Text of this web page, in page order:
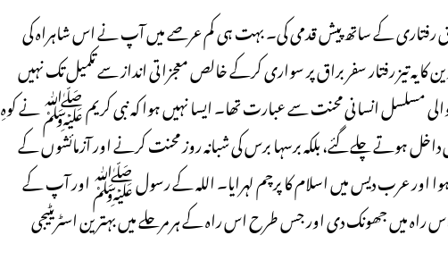
کے ساتھ پیش قدمی کی۔ بہت ہی کم عرصے میں آپ نے اس شاہراہ کی
یہ تیز رفتار سفر براق پر سواری کرکے خالص معجزاتی انداز سے تکمیل تک نہیں
والی مسلسل انسانی محنت سے عبارت تھا۔ ایسا نہیں ہوا کہ نبی کریم ﷺ نے کوہِ
ہوتے چلے گئے، بلکہ برسہا برس کی شبانہ روز محنت کرنے اور آزمائشوں کے
ہوا اور عرب دیس میں اسلام کا پرچم لہرایا۔ اللہ کے رسول ﷺ اور آپ کے
میں جھونک دی اور جس طرح اس راہ کے ہر مرحلے میں بہترین اسٹریٹیجی